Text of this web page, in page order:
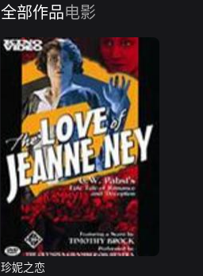
全部作品电影
珍妮之恋